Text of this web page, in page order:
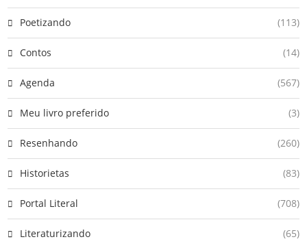
Poetizando (113)
Contos (14)
Agenda (567)
Meu livro preferido (3)
Resenhando (260)
Historietas (83)
Portal Literal (708)
Literaturizando (65)